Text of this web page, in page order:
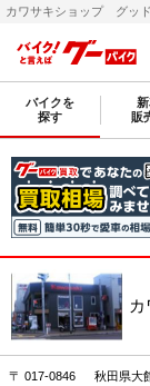
バイクを
探す
販
〒 017-0846 秋田県大